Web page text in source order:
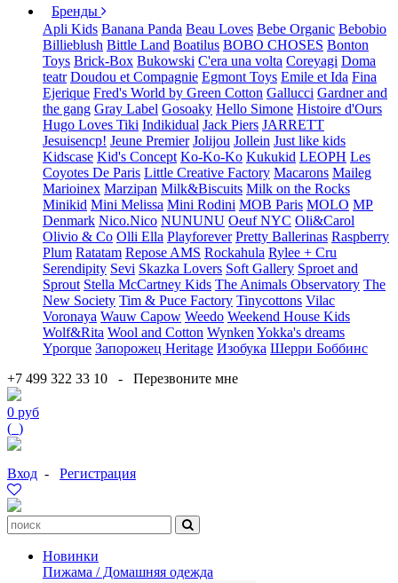
Бренды
Apli Kids Banana Panda Beau Loves Bebe Organic Bebobio
Billieblush Bittle Land Boatilus BOBO CHOSES Bonton
Toys Brick-Box Bukowski C'era una volta Coreyagi Doma
teatr Doudou et Compagnie Egmont Toys Emile et Ida Fina
Ejerique Fred's World by Green Cotton Gallucci Gardner and
the gang Gray Label Gosoaky Hello Simone Histoire d'Ours
Hugo Loves Tiki Indikidual Jack Piers JARRETT
Jesuisencp! Jeune Premier Jolijou Jollein Just like kids
Kidscase Kid's Concept Ko-Ko-Ko Kukukid LEOPH Les
Coyotes De Paris Little Creative Factory Macarons Maileg
Marioinex Marzipan Milk&Biscuits Milk on the Rocks
Minikid Mini Melissa Mini Rodini MOB Paris MOLO MP
Denmark Nico.Nico NUNUNU Oeuf NYC Oli&Carol
Olivio & Co Olli Ella Playforever Pretty Ballerinas Raspberry
Plum Ratatam Repose AMS Rockahula Rylee + Cru
Serendipity Sevi Skazka Lovers Soft Gallery Sproet and
Sprout Stella McCartney Kids The Animals Observatory The
New Society Tim & Puce Factory Tinycottons Vilac
Voronaya Wauw Capow Weedo Weekend House Kids
Wolf&Rita Wool and Cotton Wynken Yokka's dreams
Yporque Запорожец Heritage Изобука Шерри Боббинс
+7 499 322 33 10 - Перезвоните мне
0 руб
( )
Вход - Регистрация
Новинки
Пижама / Домашняя одежда